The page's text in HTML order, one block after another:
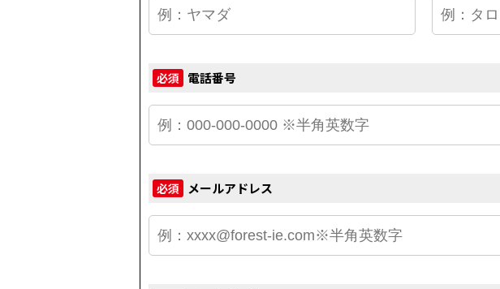
必須 電話番号
必須 メールアドレス